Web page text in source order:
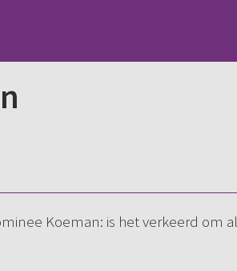
Koeman: is het verkeerd om